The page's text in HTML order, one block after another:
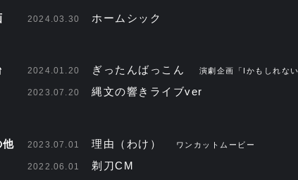
2024.03.30 ホームシック
2024.01.20 ぎったんばっこん 演劇企画「Iかもしれな
2023.07.20 縄文の響きライブver
他 2023.07.01 理由（わけ） ワンカットムービー
2022.06.01 剃刀CM